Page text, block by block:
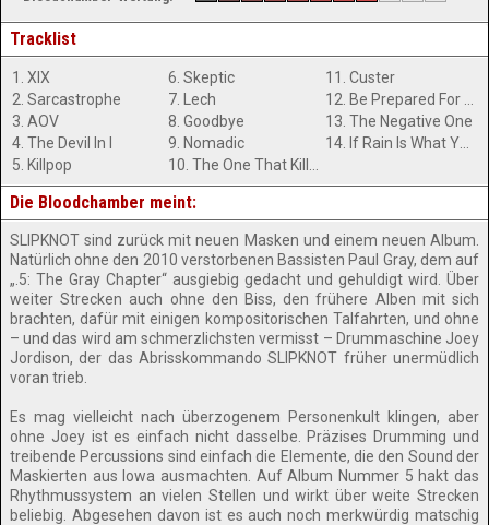
Tracklist
1. XIX
2. Sarcastrophe
3. AOV
4. The Devil In I
5. Killpop
6. Skeptic
7. Lech
8. Goodbye
9. Nomadic
11. Custer
13. The Negative One
14. If Rain Is What You Want
Die Bloodchamber meint:
SLIPKNOT sind zurück mit neuen Masken und einem neuen Album.
Natürlich ohne den 2010 verstorbenen Bassisten Paul Gray, dem auf
„.5: The Gray Chapter“ ausgiebig gedacht und gehuldigt wird. Über
weiter Strecken auch ohne den Biss, den frühere Alben mit sich
brachten, dafür mit einigen kompositorischen Talfahrten, und ohne
– und das wird am schmerzlichsten vermisst – Drummaschine Joey
Jordison, der das Abrisskommando SLIPKNOT früher unermüdlich
voran trieb.
Es mag vielleicht nach überzogenem Personenkult klingen, aber
ohne Joey ist es einfach nicht dasselbe. Präzises Drumming und
treibende Percussions sind einfach die Elemente, die den Sound der
Maskierten aus Iowa ausmachten. Auf Album Nummer 5 hakt das
Rhythmussystem an vielen Stellen und wirkt über weite Strecken
beliebig. Abgesehen davon ist es auch noch merkwürdig matschig